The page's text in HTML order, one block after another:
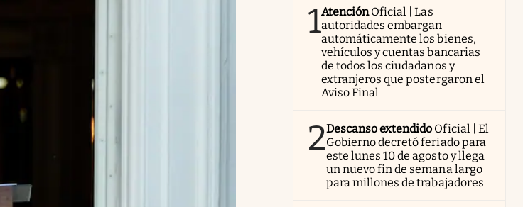
1AtenciónOficial | Las
autoridades embargan
automáticamente los bienes,
vehículos y cuentas bancarias
de todos los ciudadanos y
extranjeros que postergaron el
Aviso Final
2Descanso extendido Oficial | El
Gobierno decretó feriado para
este lunes 10 de agosto y llega
un nuevo fin de semana largo
para millones de trabajadores